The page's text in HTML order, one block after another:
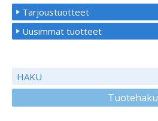
Tarjoustuotteet
Uusimmat tuotteet
HAKU
Tuotehaku